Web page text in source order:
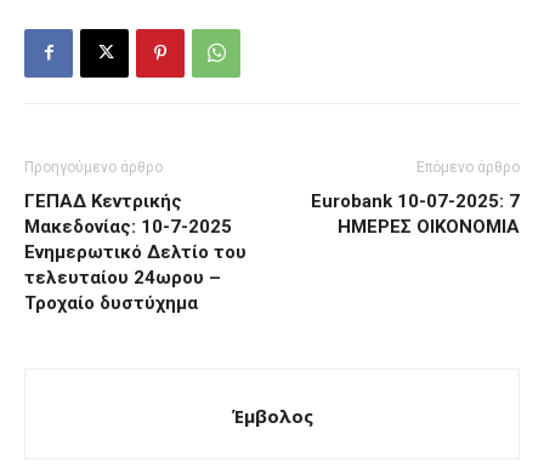
Προηγούμενο άρθρο
ΓΕΠΑΔ Κεντρικής
Μακεδονίας: 10-7-2025
Ενημερωτικό Δελτίο του
τελευταίου 24ωρου –
Τροχαίο δυστύχημα
Επόμενο άρθρο
Eurobank 10-07-2025: 7
ΗΜΕΡΕΣ ΟΙΚΟΝΟΜΙΑ
Έμβολος